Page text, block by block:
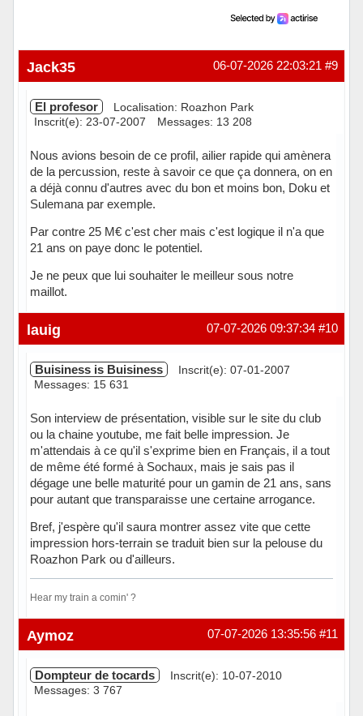
#9
06-07-2026 22:03:21
Jack35
El profesor
Localisation: Roazhon Park
Inscrit(e): 23-07-2007
Messages: 13 208
Nous avions besoin de ce profil, ailier rapide qui amènera
de la percussion, reste à savoir ce que ça donnera, on en
a déjà connu d'autres avec du bon et moins bon, Doku et
Sulemana par exemple.
Par contre 25 M€ c'est cher mais c'est logique il n'a que
21 ans on paye donc le potentiel.
Je ne peux que lui souhaiter le meilleur sous notre
maillot.
Hors ligne #10
07-07-2026 09:37:34
lauig
Buisiness is Buisiness
Inscrit(e): 07-01-2007
Messages: 15 631
Son interview de présentation, visible sur le site du club
ou la chaine youtube, me fait belle impression. Je
m'attendais à ce qu'il s'exprime bien en Français, il a tout
de même été formé à Sochaux, mais je sais pas il
dégage une belle maturité pour un gamin de 21 ans, sans
pour autant que transparaisse une certaine arrogance.
Bref, j'espère qu'il saura montrer assez vite que cette
impression hors-terrain se traduit bien sur la pelouse du
Roazhon Park ou d'ailleurs.
Hear my train a comin' ?
Hors ligne #11
07-07-2026 13:35:56
Aymoz
Dompteur de tocards
Inscrit(e): 10-07-2010
Messages: 3 767